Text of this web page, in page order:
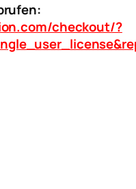
checkout/?